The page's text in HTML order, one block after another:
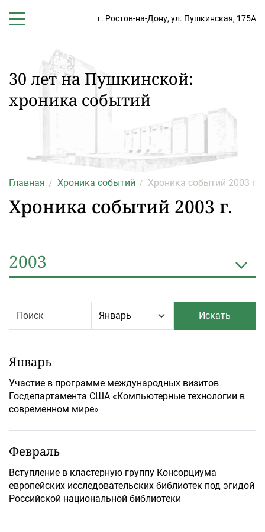
г. Ростов-на-Дону, ул. Пушкинская, 175А
30 лет на Пушкинской:
хроника событий
Главная Хроника событий Хроника событий 2003 г.
Хроника событий 2003 г.
2003
Искать
Январь
Участие в программе международных визитов
Госдепартамента США «Компьютерные технологии в
современном мире»
Февраль
Вступление в кластерную группу Консорциума
европейских исследовательских библиотек под эгидой
Российской национальной библиотеки